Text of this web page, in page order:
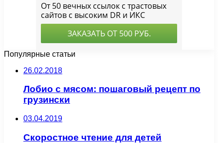
Популярные статьи
26.02.2018
Лобио с мясом: пошаговый рецепт по
грузински
03.04.2019
Скоростное чтение для детей